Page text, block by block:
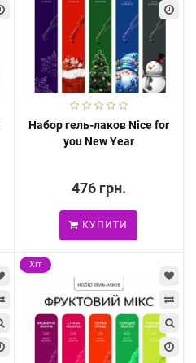
Набор гель-лаков Nice for
you New Year
476 грн.
КУПИТИ
Хіт